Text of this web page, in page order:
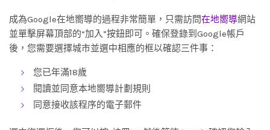
成為Google在地嚮導的過程非常簡單，只需訪問在地嚮導網站
並單擊屏幕頂部的“加入”按鈕即可。確保登錄到Google帳戶
後，您需要選擇城市並選中相應的框以確認三件事：
您已年滿18歲
閱讀並同意本地嚮導計劃規則
同意接收該程序的電子郵件